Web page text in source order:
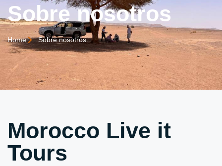
Sobre nosotros
Home Sobre nosotros
Morocco Live it
Tours